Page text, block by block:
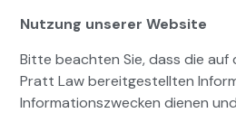
Nutzung unserer Website
Bitte beachten Sie, dass die auf
Pratt Law bereitgestellten
Informationszwecken dienen